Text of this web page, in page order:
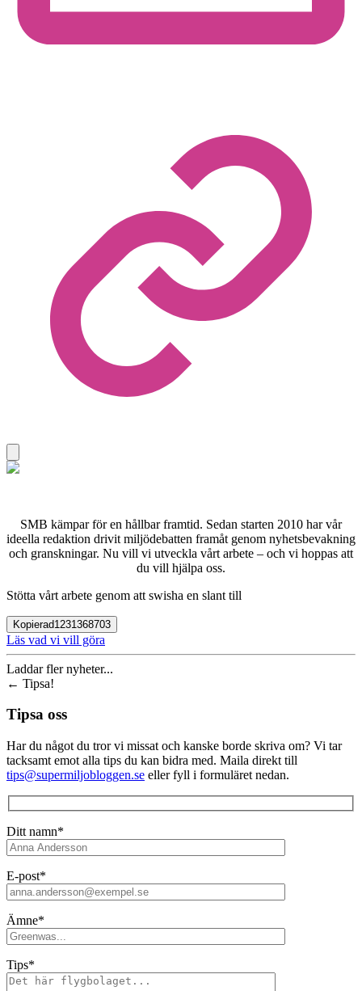
SMB kämpar för en hållbar framtid. Sedan starten 2010 har vår
ideella redaktion drivit miljödebatten framåt genom nyhetsbevakning
och granskningar. Nu vill vi utveckla vårt arbete – och vi hoppas att
du vill hjälpa oss.
Stötta vårt arbete genom att swisha en slant till
Kopierad1231368703
Läs vad vi vill göra
Laddar fler nyheter...
← Tipsa!
Tipsa oss
Har du något du tror vi missat och kanske borde skriva om? Vi tar
tacksamt emot alla tips du kan bidra med. Maila direkt till
tips@supermiljobloggen.se eller fyll i formuläret nedan.
Ditt namn*
E-post*
Ämne*
Tips*